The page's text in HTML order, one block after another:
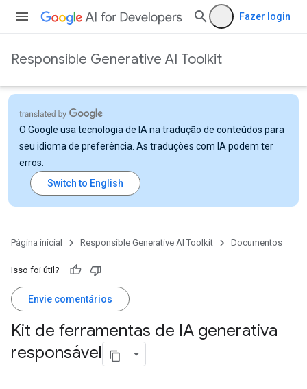
Fazer login
Responsible Generative AI Toolkit
O Google usa tecnologia de IA na tradução de conteúdos para
seu idioma de preferência. As traduções com IA podem ter
erros.
Página inicial Responsible Generative AI Toolkit Documentos
Isso foi útil?
Envie comentários
Kit de ferramentas de IA generativa
responsável